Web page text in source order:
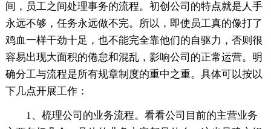
间，员工之间处理事务的流程。初创公司的特点就是人手
永远不够，任务永远做不完。所以，即使员工真的像打了
鸡血一样干劲十足，也不能完全靠他们的自驱力，否则很
容易出现大面积的倦怠和混乱，影响公司的正常运营。明
确分工与流程是所有规章制度的重中之重。具体可以按以
下几点开展工作：
1、梳理公司的业务流程。看看公司目前的主营业务